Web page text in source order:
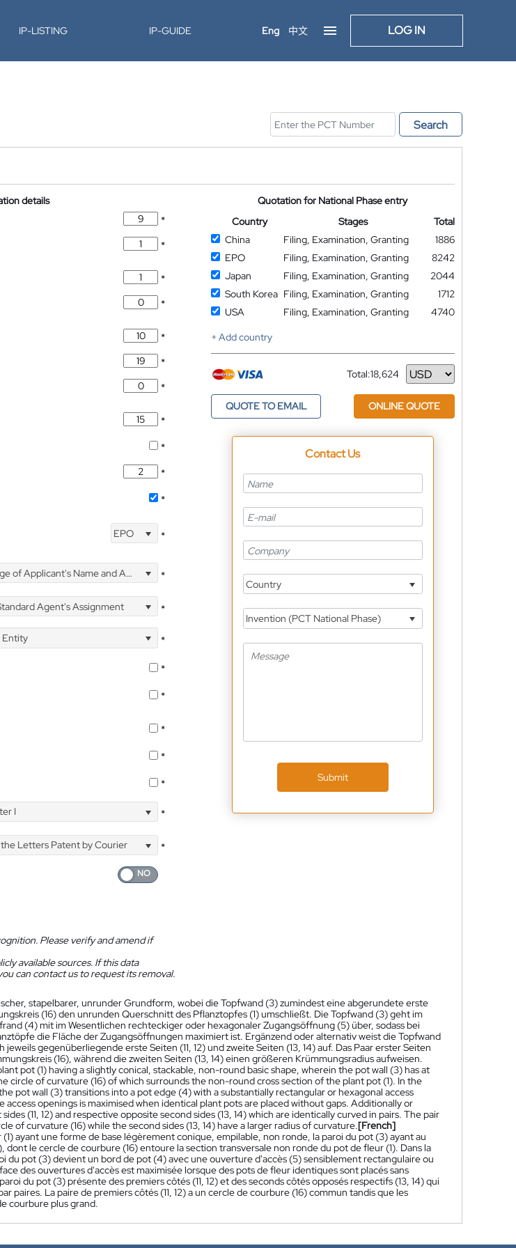
IP-LISTING IP-GUIDE Eng 中文 LOG IN
Search
details
*
*
*
*
*
*
*
*
*
*
*
EPO *
of Applicant's Name and Address *
Agent's Assignment
*
Entity
*
*
*
*
*
*
I *
Letters Patent by Courier
*
Please verify and amend if
available sources. If this data
can contact us to request its removal.
Quotation for National Phase entry
Country
Stages
Total
China
Filing, Examination, Granting
1886
EPO
Filing, Examination, Granting
8242
Japan
Filing, Examination, Granting
2044
South Korea Filing, Examination, Granting
1712
USA
Filing, Examination, Granting
4740
+ Add country
Total:18,624
Currency
QUOTE TO EMAIL ONLINE QUOTE
Contact Us
Country
Invention (PCT National Phase)
Submit
stapelbarer, unrunder Grundform, wobei die Topfwand (3) zumindest eine abgerundete erste
(16) den unrunden Querschnitt des Pflanztopfes (1) umschließt. Die Topfwand (3) geht im
(4) mit im Wesentlichen rechteckiger oder hexagonaler Zugangsöffnung (5) über, sodass bei
die Fläche der Zugangsöffnungen maximiert ist. Ergänzend oder alternativ weist die Topfwand
gegenüberliegende erste Seiten (11, 12) und zweite Seiten (13, 14) auf. Das Paar erster Seiten
(16), während die zweiten Seiten (13, 14) einen größeren Krümmungsradius aufweisen.
pot (1) having a slightly conical, stackable, non-round basic shape, wherein the pot wall (3) has at
circle of curvature (16) of which surrounds the non-round cross section of the plant pot (1). In the
pot wall (3) transitions into a pot edge (4) with a substantially rectangular or hexagonal access
openings is maximised when identical plant pots are placed without gaps. Additionally or
(11, 12) and respective opposite second sides (13, 14) which are identically curved in pairs. The pair
of curvature (16) while the second sides (13, 14) have a larger radius of curvature.[French]
ayant une forme de base légèrement conique, empilable, non ronde, la paroi du pot (3) ayant au
dont le cercle de courbure (16) entoure la section transversale non ronde du pot de fleur (1). Dans la
du pot (3) devient un bord de pot (4) avec une ouverture d'accès (5) sensiblement rectangulaire ou
des ouvertures d'accès est maximisée lorsque des pots de fleur identiques sont placés sans
du pot (3) présente des premiers côtés (11, 12) et des seconds côtés opposés respectifs (13, 14) qui
paires. La paire de premiers côtés (11, 12) a un cercle de courbure (16) commun tandis que les
courbure plus grand.